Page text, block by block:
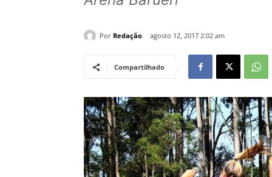
Por Redação agosto 12, 2017 2:02 am
Compartilhado